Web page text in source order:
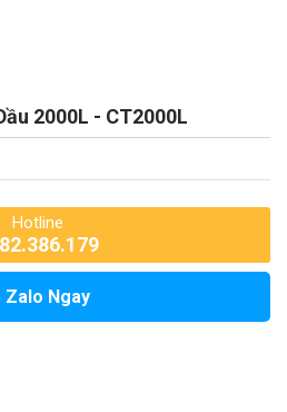
2000L - CT2000L
Hotline
Zalo Ngay